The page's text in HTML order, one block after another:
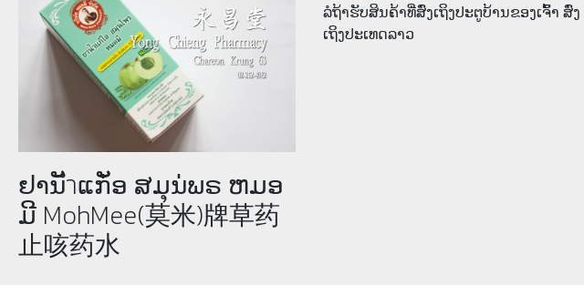
ຢານັำແກັ່ອ ສມຸນ່ພຣ ຫມອ
ມີ MohMee(莫米)牌草药
止咳药水
ລໍຖ້າຮັບສິນຄ້າທີ່ສົ່ງເຖິງປະຕູບ້ານຂອງເຈົ້າ ສົ່ງ
ເຖິງປະເທດລາວ